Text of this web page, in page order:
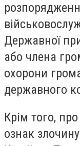
Державної
або члена
охорони
державного
Крім того,
ознак